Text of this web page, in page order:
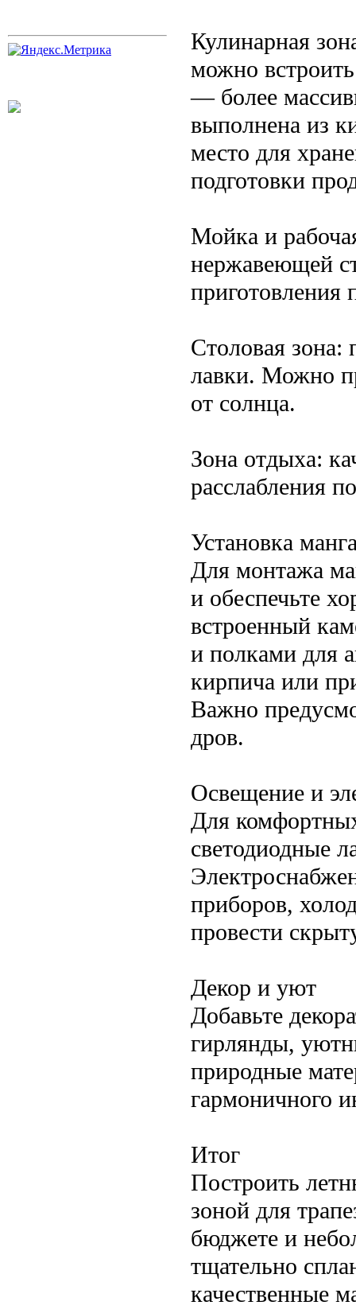
Кулинарная
можно
— более
выполнена из
место для
подготовки
Мойка и
нержавеющей
приготовления
Столовая зона:
лавки. Можно
от солнца.
Зона отдыха:
расслабления
Установка
Для монтажа
и обеспечьте
встроенный
и полками для
кирпича или
Важно
дров.
Освещение и
Для
светодиодные
приборов,
провести
Декор и уют
Добавьте
гирлянды,
природные
гармоничного
Итог
Построить
зоной для
бюджете и
тщательно
качественные